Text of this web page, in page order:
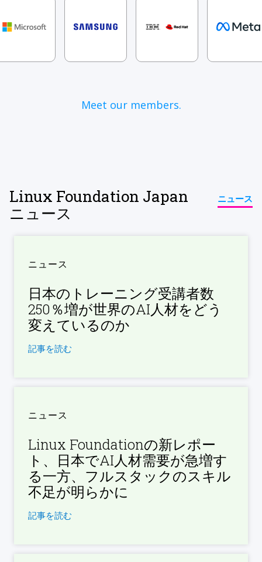
Meet our members.
Linux Foundation Japan
ニュース
ニュース
ニュース
日本のトレーニング受講者数
250％増が世界のAI人材をどう
変えているのか
記事を読む
ニュース
Linux Foundationの新レポー
ト、日本でAI人材需要が急増す
る一方、フルスタックのスキル
不足が明らかに
記事を読む